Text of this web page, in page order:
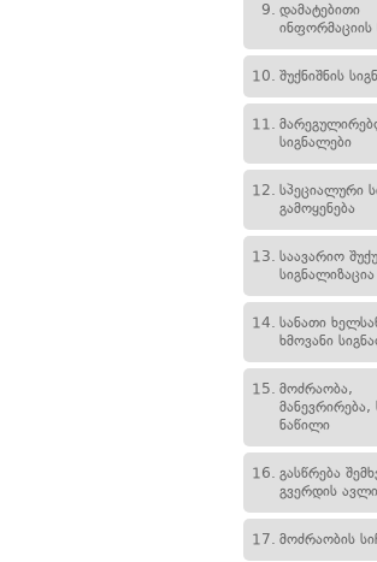
9. დამატებითი
ინფორმაციის
10. შუქნიშნის
11.
სიგნალები
12. სპეციალური
გამოყენება
13. საავარიო
სიგნალიზაცია
14. სანათი
ხმოვანი
15. მოძრაობა,
მანევრირება,
ნაწილი
16. გასწრება
გვერდის
17. მოძრაობის